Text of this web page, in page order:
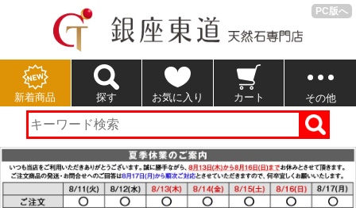
PC版へ
新着商品 探す お気に入り カート その他